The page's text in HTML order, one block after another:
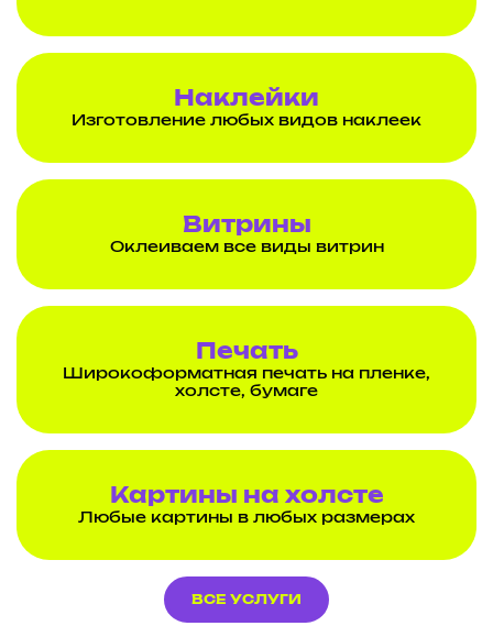
Наклейки
Изготовление любых видов наклеек
Витрины
Оклеиваем все виды витрин
Печать
Широкоформатная печать на пленке,
холсте, бумаге
Картины на холсте
Любые картины в любых размерах
ВСЕ УСЛУГИ